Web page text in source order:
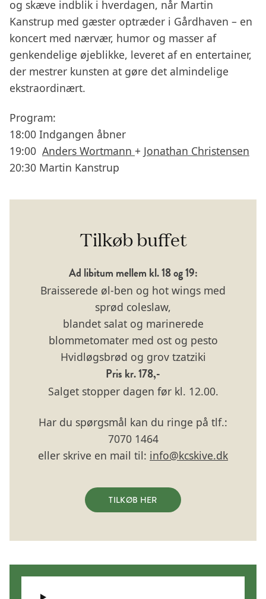
og skæve indblik i hverdagen, når Martin
Kanstrup med gæster optræder i Gårdhaven – en
koncert med nærvær, humor og masser af
genkendelige øjeblikke, leveret af en entertainer,
der mestrer kunsten at gøre det almindelige
ekstraordinært.
Program:
18:00 Indgangen åbner
19:00 Anders Wortmann + Jonathan Christensen
20:30 Martin Kanstrup
Tilkøb buffet
Ad libitum mellem kl. 18 og 19:
Braisserede øl-ben og hot wings med
sprød coleslaw,
blandet salat og marinerede
blommetomater med ost og pesto
Hvidløgsbrød og grov tzatziki
Pris kr. 178,-
Salget stopper dagen før kl. 12.00.
Har du spørgsmål kan du ringe på tlf.:
7070 1464
eller skrive en mail til: info@kcskive.dk
TILKØB HER